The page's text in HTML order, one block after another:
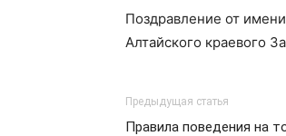
Поздравление от
Алтайского
Предыдущая статья
Правила поведения на